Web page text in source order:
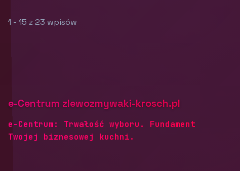
1 - 15 z 23 wpisów
e-Centrum zlewozmywaki-krosch.pl
e-Centrum: Trwałość wyboru. Fundament
Twojej biznesowej kuchni.